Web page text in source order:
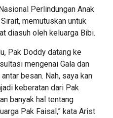
Perlindungan Anak
memutuskan untuk
diasuh oleh keluarga Bibi.
Pak Doddy datang ke
mengenai Gala dan
besan. Nah, saya kan
keberatan dari Pak
banyak hal tentang
Pak Faisal,” kata Arist